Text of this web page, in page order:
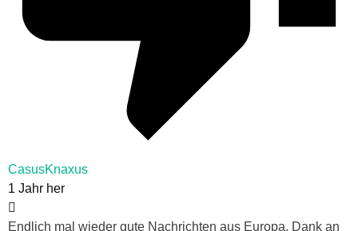
CasusKnaxus
1 Jahr her
Endlich mal wieder gute Nachrichten aus Europa. Dank an